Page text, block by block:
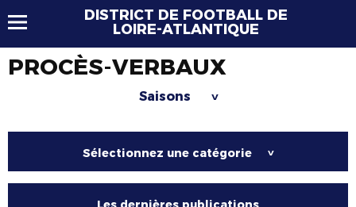
DISTRICT DE FOOTBALL DE
LOIRE-ATLANTIQUE
PROCÈS-VERBAUX
Saisons >
Sélectionnez une catégorie >